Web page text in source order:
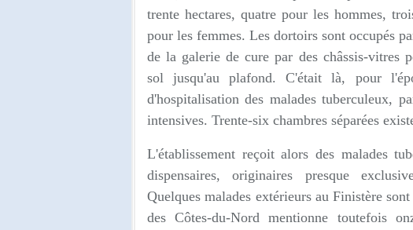
trente hectares, quatre pour les hommes,
pour les femmes. Les dortoirs sont occupés
de la galerie de cure par des châssis-vitres
sol jusqu'au plafond. C'était là, pour
d'hospitalisation des malades tuberculeux,
intensives. Trente-six chambres séparées
L'établissement reçoit alors des malades
dispensaires, originaires presque
Quelques malades extérieurs au Finistère
des Côtes-du-Nord mentionne toutefois